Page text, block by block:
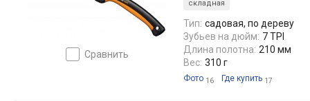
сравнить
складная
Тип: садовая, по дереву
Зубьев на дюйм: 7 TPI
Длина полотна: 210 мм
Вес: 310 г
Фото 16 Где купить 17